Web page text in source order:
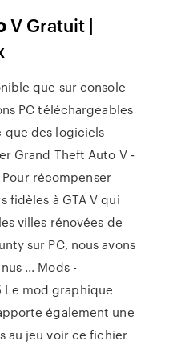
V Gratuit |
que sur console
PC téléchargeables
que des logiciels
Grand Theft Auto V -
récompenser
fidèles à GTA V qui
villes rénovées de
sur PC, nous avons
... Mods -
Le mod graphique
également une
au jeu voir ce fichier